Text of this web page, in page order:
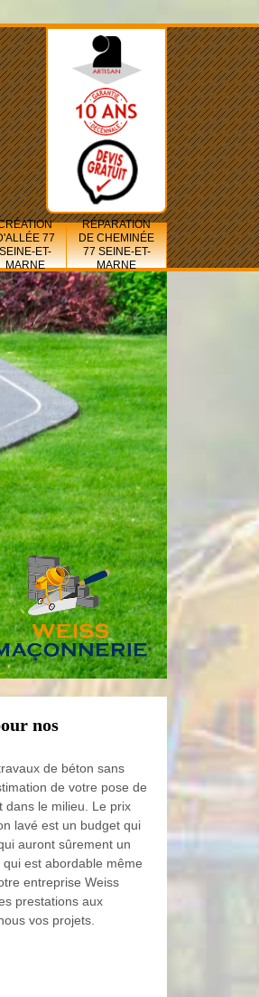
77
ET-
MARNE
RÉPARATION
DE CHEMINÉE
77 SEINE-ET-
MARNE
nos
de béton sans
de votre pose de
dans le milieu. Le prix
lavé est un budget qui
auront sûrement un
est abordable même
entreprise Weiss
prestations aux
vos projets.